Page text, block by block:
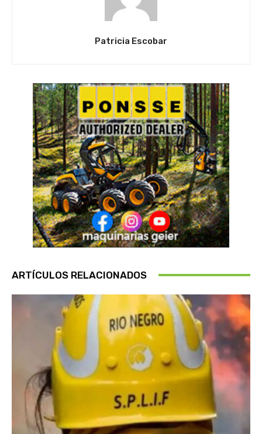
Patricia Escobar
ARTÍCULOS RELACIONADOS